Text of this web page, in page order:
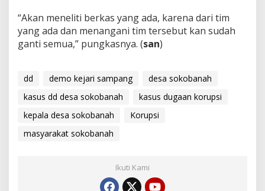
“Akan meneliti berkas yang ada, karena dari tim
yang ada dan menangani tim tersebut kan sudah
ganti semua,” pungkasnya. (san)
dd demo kejari sampang
desa sokobanah
kasus dd desa sokobanah
kasus dugaan korupsi
kepala desa sokobanah
Korupsi
masyarakat sokobanah
Ikuti Kami